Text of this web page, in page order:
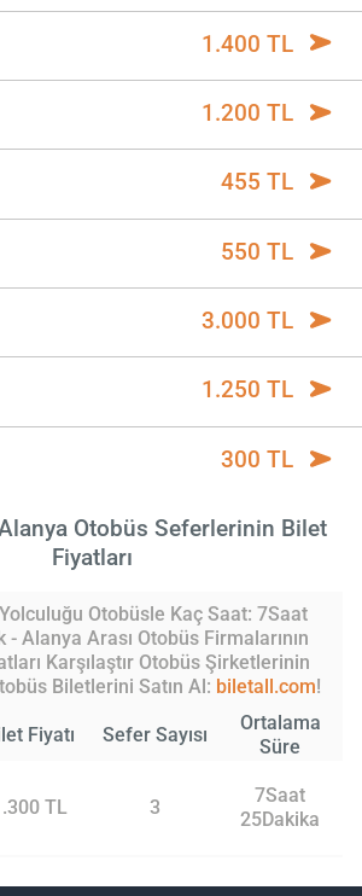
1.400 TL
1.200 TL
455 TL
550 TL
3.000 TL
1.250 TL
300 TL
Otobüs Seferlerinin Bilet
Fiyatları
Otobüsle Kaç Saat: 7Saat
- Alanya Arası Otobüs Firmalarının
Karşılaştır Otobüs Şirketlerinin
Biletlerini Satın Al: biletall.com!
Fiyatı Sefer Sayısı
Ortalama
Süre
TL 3
7Saat
25Dakika